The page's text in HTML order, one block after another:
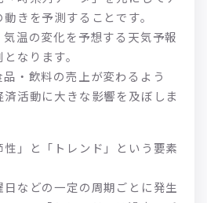
きを予測することです。
温の変化を予想する天気予報
なります。
・飲料の売上が変わるよう
活動に大きな影響を及ぼしま
」と「トレンド」という要素
日などの一定の周期ごとに発生